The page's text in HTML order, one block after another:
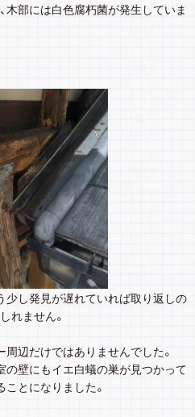
木部には白色腐朽菌が発生していま
少し発見が遅れていれば取り返しの
れません。
辺だけではありませんでした。
の壁にもイエ白蟻の巣が見つかって
とになりました。